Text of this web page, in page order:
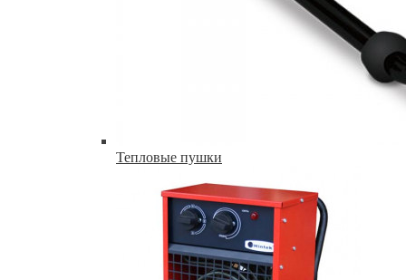
Тепловые пушки